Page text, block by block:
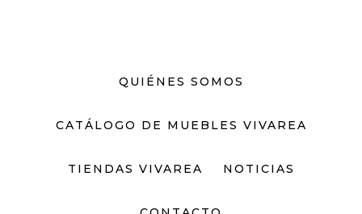
QUIÉNES SOMOS
CATÁLOGO DE MUEBLES VIVAREA
TIENDAS VIVAREA NOTICIAS